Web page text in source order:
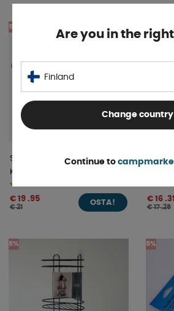
5%
Säilytyslaatikko Pyörillä 55L
Kirkas
€ 19 .95
€ 21
OSTA!
5%
€ 16
€ 17 .25
5% 5%
Are you in the
Finland
Change country
Continue to